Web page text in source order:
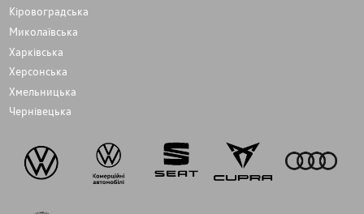
Кіровоградська
Миколаївська
Харківська
Херсонська
Хмельницька
Чернівецька